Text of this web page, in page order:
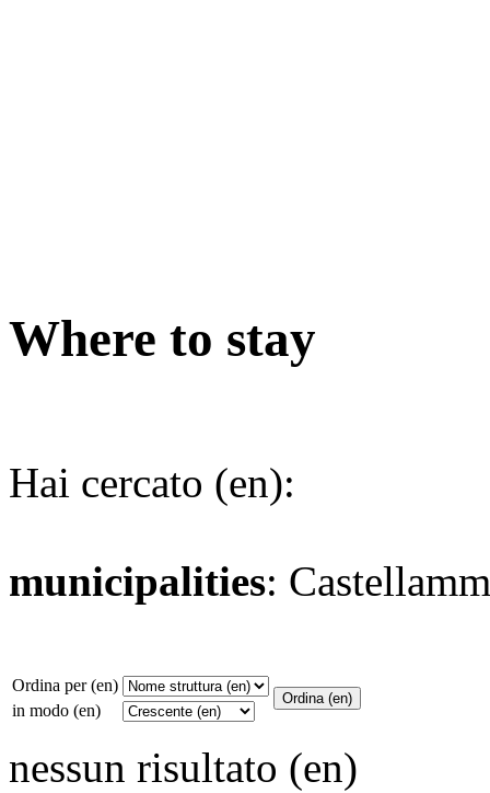
Where to stay
Hai cercato (en):
municipalities:
Ordina per (en)
in modo (en)
nessun risultato (en)